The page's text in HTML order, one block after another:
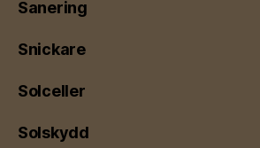
Sanering
Snickare
Solceller
Solskydd